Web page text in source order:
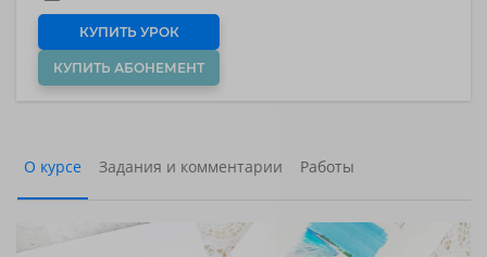
КУПИТЬ УРОК
КУПИТЬ АБОНЕМЕНТ
О курсе Задания и комментарии Работы